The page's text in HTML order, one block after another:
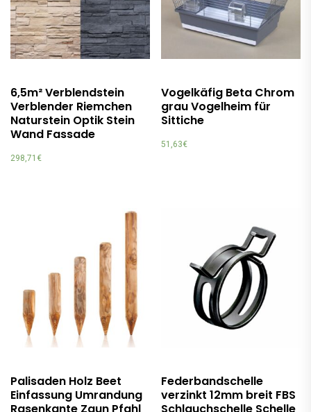
6,5m² Verblendstein
Verblender Riemchen
Naturstein Optik Stein
Wand Fassade
298,71 €
Vogelkäfig Beta Chrom
grau Vogelheim für
Sittiche
51,63€
Palisaden Holz Beet
Einfassung Umrandung
Rasenkante Zaun Pfahl
Federbandschelle
verzinkt 12mm breit FBS
Schlauchschelle Schelle